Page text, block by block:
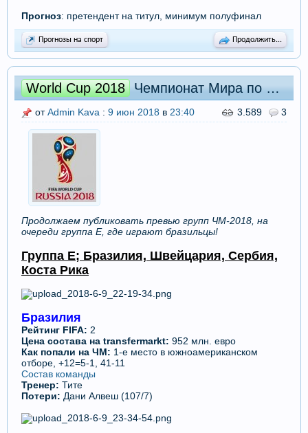
Прогноз: претендент на титул, минимум полуфинал
Продолжить...
Прогнозы на спорт
World Cup 2018 Чемпионат Мира по футболу 2018. Группа E: превью и прогнозы
3
3.589
от Admin Kava : 9 июн 2018 в 23:40
Продолжаем публиковать превью групп ЧМ-2018, на
очереди группа E, где играют бразильцы!
Группа E; Бразилия, Швейцария, Сербия,
Коста Рика
Бразилия
Рейтинг FIFA: 2
Цена состава на transfermarkt: 952 млн. евро
Как попали на ЧМ: 1-е место в южноамериканском
отборе, +12=5-1, 41-11
Состав команды
Тренер: Тите
Потери: Дани Алвеш (107/7)